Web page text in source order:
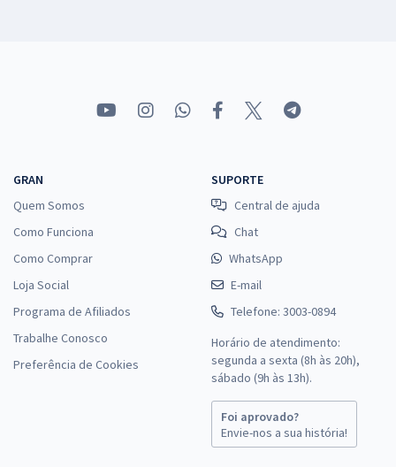
GRAN
Quem Somos
Como Funciona
Como Comprar
Loja Social
Programa de Afiliados
Trabalhe Conosco
Preferência de Cookies
SUPORTE
Central de ajuda
Chat
WhatsApp
E-mail
Telefone: 3003-0894
Horário de atendimento:
segunda a sexta (8h às 20h),
sábado (9h às 13h).
Foi aprovado?
Envie-nos a sua história!